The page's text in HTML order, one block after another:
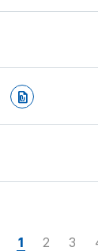
1 2 3